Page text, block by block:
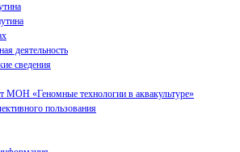
деятельность
сведения
МОН «Геномные технологии в аквакультуре»
пользования